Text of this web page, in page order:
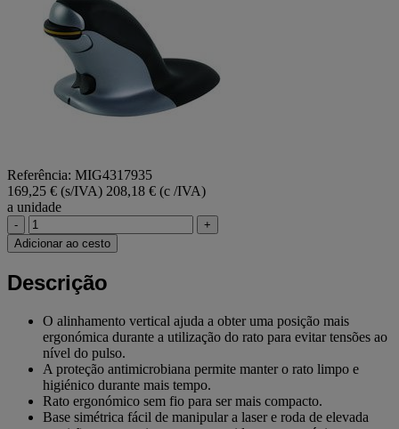
Referência: MIG4317935
169,25 € (s/IVA) 208,18 € (c /IVA)
a unidade
-
+
Adicionar ao cesto
Descrição
O alinhamento vertical ajuda a obter uma posição mais
ergonómica durante a utilização do rato para evitar tensões ao
nível do pulso.
A proteção antimicrobiana permite manter o rato limpo e
higiénico durante mais tempo.
Rato ergonómico sem fio para ser mais compacto.
Base simétrica fácil de manipular a laser e roda de elevada